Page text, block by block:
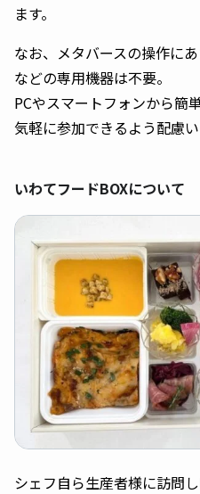
ます。
なお、メタバースの操作に
などの専用機器は不要。
PCやスマートフォンから簡
気軽に参加できるよう配慮い
いわてフードBOXについて
シェフ自ら生産者様に訪問